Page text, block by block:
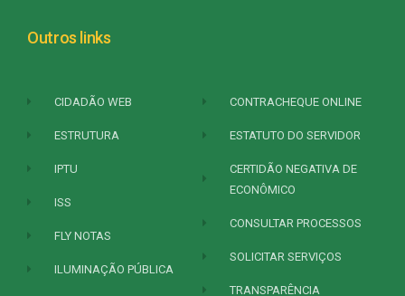
Outros links
CIDADÃO WEB
ESTRUTURA
IPTU
ISS
FLY NOTAS
ILUMINAÇÃO PÚBLICA
CONTRACHEQUE ONLINE
ESTATUTO DO SERVIDOR
CERTIDÃO NEGATIVA DE
ECONÔMICO
CONSULTAR PROCESSOS
SOLICITAR SERVIÇOS
TRANSPARÊNCIA